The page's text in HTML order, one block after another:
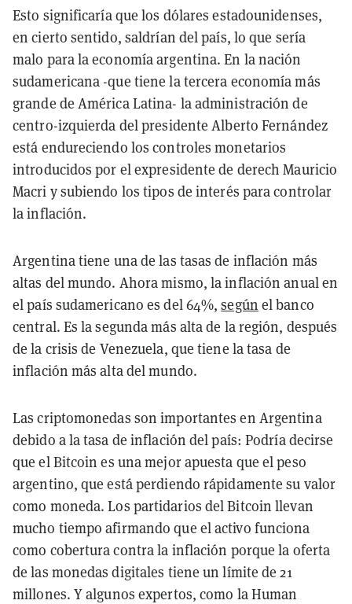
Esto significaría que los dólares estadounidenses,
en cierto sentido, saldrían del país, lo que sería
malo para la economía argentina. En la nación
sudamericana -que tiene la tercera economía más
grande de América Latina- la administración de
centro-izquierda del presidente Alberto Fernández
está endureciendo los controles monetarios
introducidos por el expresidente de derech Mauricio
Macri y subiendo los tipos de interés para controlar
la inflación.
Argentina tiene una de las tasas de inflación más
altas del mundo. Ahora mismo, la inflación anual en
el país sudamericano es del 64%,según el banco
central. Es la segunda más alta de la región, después
de la crisis de Venezuela, que tiene la tasa de
inflación más alta del mundo.
Las criptomonedas son importantes en Argentina
debido a la tasa de inflación del país: Podría decirse
que el Bitcoin es una mejor apuesta que el peso
argentino, que está perdiendo rápidamente su valor
como moneda. Los partidarios del Bitcoin llevan
mucho tiempo afirmando que el activo funciona
como cobertura contra la inflación porque la oferta
de las monedas digitales tiene un límite de 21
millones. Y algunos expertos, como la Human